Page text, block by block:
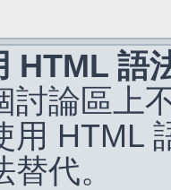
HTML 語
討論區上
用 HTML
代。